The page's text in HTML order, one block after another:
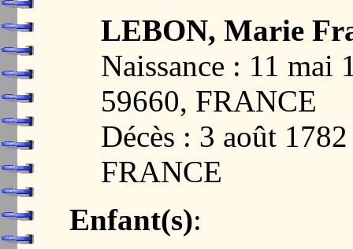
LEBON, Marie
Naissance : 11
59660, FRANCE
Décès : 3 août
FRANCE
Enfant(s):